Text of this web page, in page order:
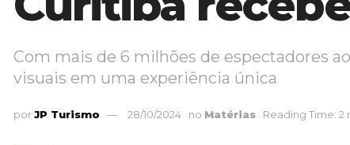
Com mais de 6 milhões de espectadores
visuais em uma experiência única
porJP Turismo 28/10/2024 no Matérias Reading Time: 2